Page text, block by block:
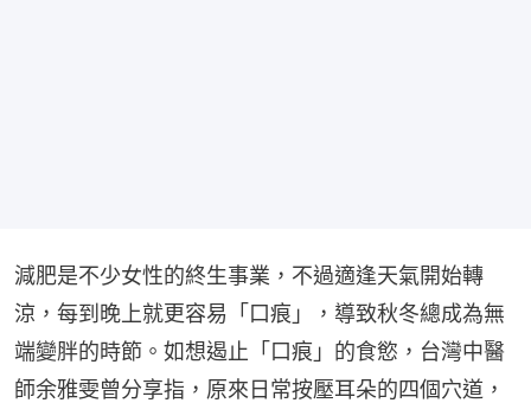
減肥是不少女性的終生事業，不過適逢天氣開始轉
涼，每到晚上就更容易「口痕」，導致秋冬總成為無
端變胖的時節。如想遏止「口痕」的食慾，台灣中醫
師余雅雯曾分享指，原來日常按壓耳朵的四個穴道，